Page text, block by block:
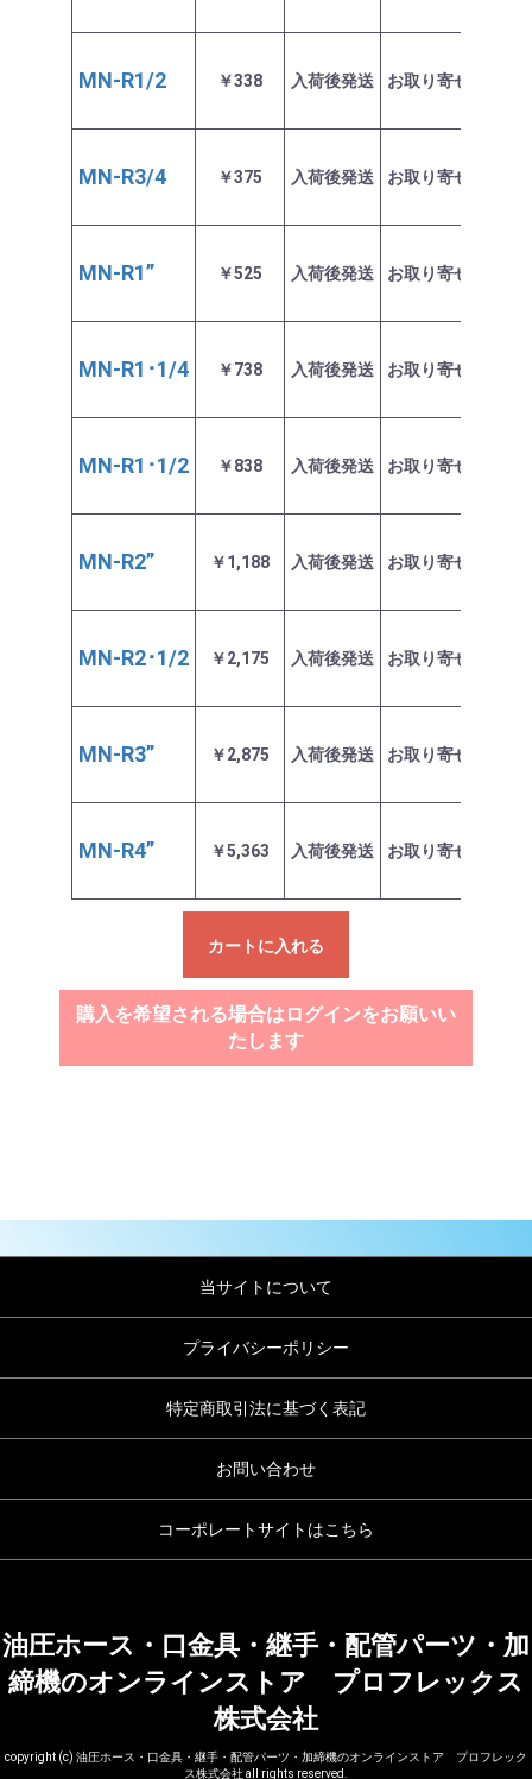
MN-R1/2 ￥338 入荷後発送 お取り寄せ商品
MN-R3/4 ￥375 入荷後発送 お取り寄せ商品
MN-R1” ￥525 入荷後発送 お取り寄せ商品
MN-R1･1/4 ￥738 入荷後発送 お取り寄せ商品
MN-R1･1/2 ￥838 入荷後発送 お取り寄せ商品
MN-R2” ￥1,188 入荷後発送 お取り寄せ商品
MN-R2･1/2 ￥2,175 入荷後発送 お取り寄せ商品
MN-R3” ￥2,875 入荷後発送 お取り寄せ商品
MN-R4” ￥5,363 入荷後発送 お取り寄せ商品
カートに入れる
購入を希望される場合はログインをお願いい
たします
当サイトについて
プライバシーポリシー
特定商取引法に基づく表記
お問い合わせ
コーポレートサイトはこちら
油圧ホース・口金具・継手・配管パーツ・加
締機のオンラインストア プロフレックス
株式会社
copyright (c) 油圧ホース・口金具・継手・配管パーツ・加締機のオンラインストア プロフレック
ス株式会社 all rights reserved.